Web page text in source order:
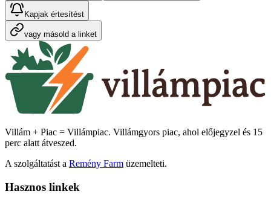
Kapjak értesítést
vagy másold a linket
Villám + Piac = Villámpiac. Villámgyors piac, ahol előjegyzel és 15
perc alatt átveszed.
A szolgáltatást a Remény Farm üzemelteti.
Hasznos linkek